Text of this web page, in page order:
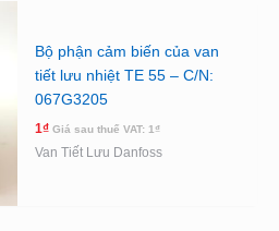
Bộ phận cảm biến của van
tiết lưu nhiệt TE 55 – C/N:
067G3205
1₫ Giá sau thuế VAT: 1₫
Van Tiết Lưu Danfoss